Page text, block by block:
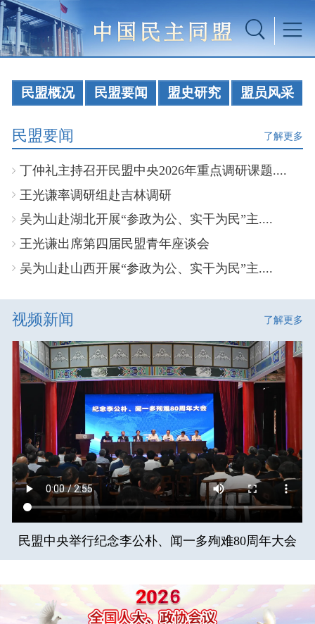
民盟概况 民盟要闻 盟史研究 盟员风采
民盟要闻 了解更多
丁仲礼主持召开民盟中央2026年重点调研课题....
王光谦率调研组赴吉林调研
吴为山赴湖北开展“参政为公、实干为民”主....
王光谦出席第四届民盟青年座谈会
吴为山赴山西开展“参政为公、实干为民”主....
视频新闻 了解更多
民盟中央举行纪念李公朴、闻一多殉难80周年大会